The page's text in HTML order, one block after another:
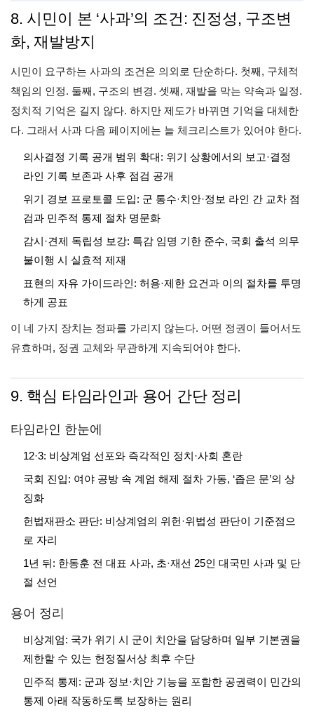
8. 시민이 본 ‘사과’의 조건: 진정성, 구조변
화, 재발방지
시민이 요구하는 사과의 조건은 의외로 단순하다. 첫째, 구체적
책임의 인정. 둘째, 구조의 변경. 셋째, 재발을 막는 약속과 일정.
정치적 기억은 길지 않다. 하지만 제도가 바뀌면 기억을 대체한
다. 그래서 사과 다음 페이지에는 늘 체크리스트가 있어야 한다.
의사결정 기록 공개 범위 확대: 위기 상황에서의 보고·결정
라인 기록 보존과 사후 점검 공개
위기 경보 프로토콜 도입: 군 통수·치안·정보 라인 간 교차 점
검과 민주적 통제 절차 명문화
감시·견제 독립성 보강: 특감 임명 기한 준수, 국회 출석 의무
불이행 시 실효적 제재
표현의 자유 가이드라인: 허용·제한 요건과 이의 절차를 투명
하게 공표
이 네 가지 장치는 정파를 가리지 않는다. 어떤 정권이 들어서도
유효하며, 정권 교체와 무관하게 지속되어야 한다.
9. 핵심 타임라인과 용어 간단 정리
타임라인 한눈에
12·3: 비상계엄 선포와 즉각적인 정치·사회 혼란
국회 진입: 여야 공방 속 계엄 해제 절차 가동, ‘좁은 문’의 상
징화
헌법재판소 판단: 비상계엄의 위헌·위법성 판단이 기준점으
로 자리
1년 뒤: 한동훈 전 대표 사과, 초·재선 25인 대국민 사과 및 단
절 선언
용어 정리
비상계엄: 국가 위기 시 군이 치안을 담당하며 일부 기본권을
제한할 수 있는 헌정질서상 최후 수단
민주적 통제: 군과 정보·치안 기능을 포함한 공권력이 민간의
통제 아래 작동하도록 보장하는 원리